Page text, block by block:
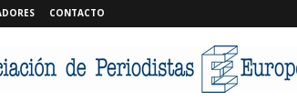
CONTACTO